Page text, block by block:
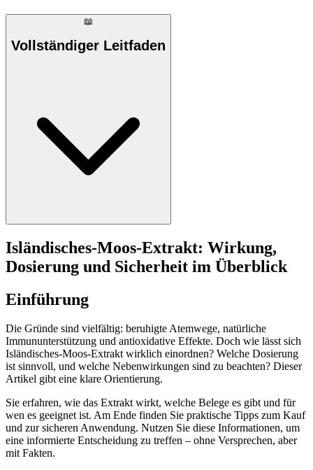
📖
Vollständiger Leitfaden
Isländisches-Moos-Extrakt: Wirkung,
Dosierung und Sicherheit im Überblick
Einführung
Die Gründe sind vielfältig: beruhigte Atemwege, natürliche
Immununterstützung und antioxidative Effekte. Doch wie lässt sich
Isländisches-Moos-Extrakt wirklich einordnen? Welche Dosierung
ist sinnvoll, und welche Nebenwirkungen sind zu beachten? Dieser
Artikel gibt eine klare Orientierung.
Sie erfahren, wie das Extrakt wirkt, welche Belege es gibt und für
wen es geeignet ist. Am Ende finden Sie praktische Tipps zum Kauf
und zur sicheren Anwendung. Nutzen Sie diese Informationen, um
eine informierte Entscheidung zu treffen – ohne Versprechen, aber
mit Fakten.